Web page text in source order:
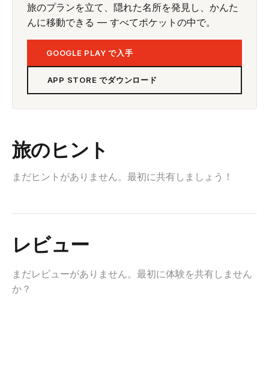
旅のプランを立て、隠れた名所を発見し、かんた
んに移動できる — すべてポケットの中で。
GOOGLE PLAY で入手
APP STORE でダウンロード
旅のヒント
まだヒントがありません。最初に共有しましょう！
レビュー
まだレビューがありません。最初に体験を共有しません
か？